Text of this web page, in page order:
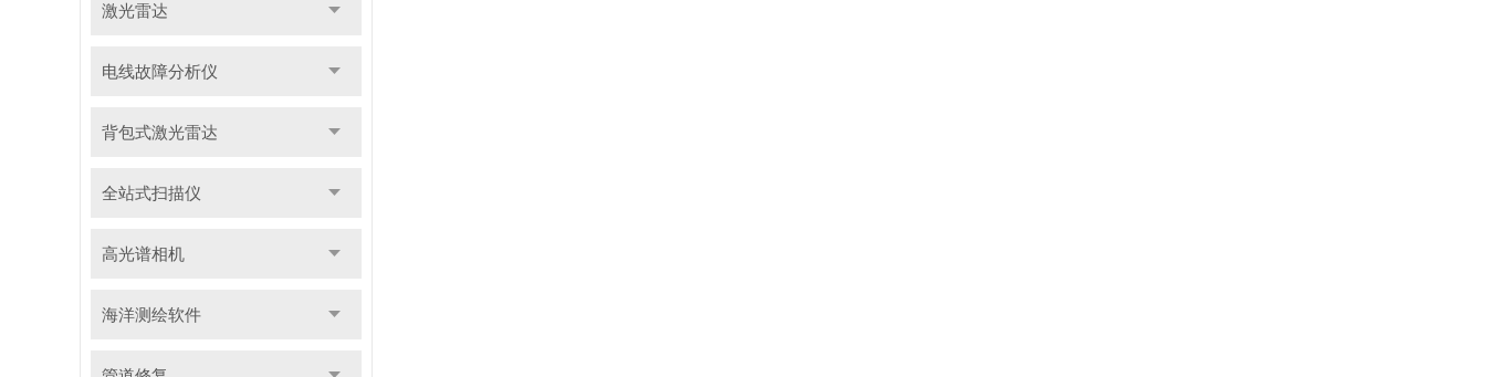
激光雷达
电线故障分析仪
背包式激光雷达
全站式扫描仪
高光谱相机
海洋测绘软件